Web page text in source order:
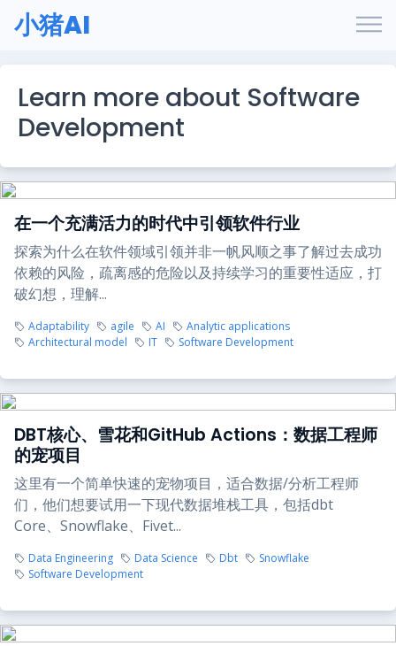
小猪AI
Learn more about Software
Development
在一个充满活力的时代中引领软件行业
探索为什么在软件领域引领并非一帆风顺之事了解过去成功
依赖的风险，疏离感的危险以及持续学习的重要性适应，打
破幻想，理解...
Adaptability agile AI
Analytic applications
Architectural model
IT Software Development
DBT核心、雪花和GitHub Actions：数据工程师
的宠项目
这里有一个简单快速的宠物项目，适合数据/分析工程师
们，他们想要试用一下现代数据堆栈工具，包括dbt
Core、Snowflake、Fivet...
Data Engineering Data Science Dbt
Snowflake
Software Development